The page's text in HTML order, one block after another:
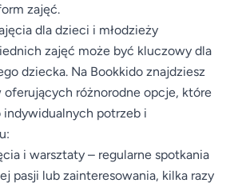
zajęć.
dla dzieci i młodzieży
zajęć może być kluczowy dla
dziecka. Na Bookkido znajdziesz
oferujących różnorodne opcje, które
indywidualnych potrzeb i
i warsztaty – regularne spotkania
pasji lub zainteresowania, kilka razy